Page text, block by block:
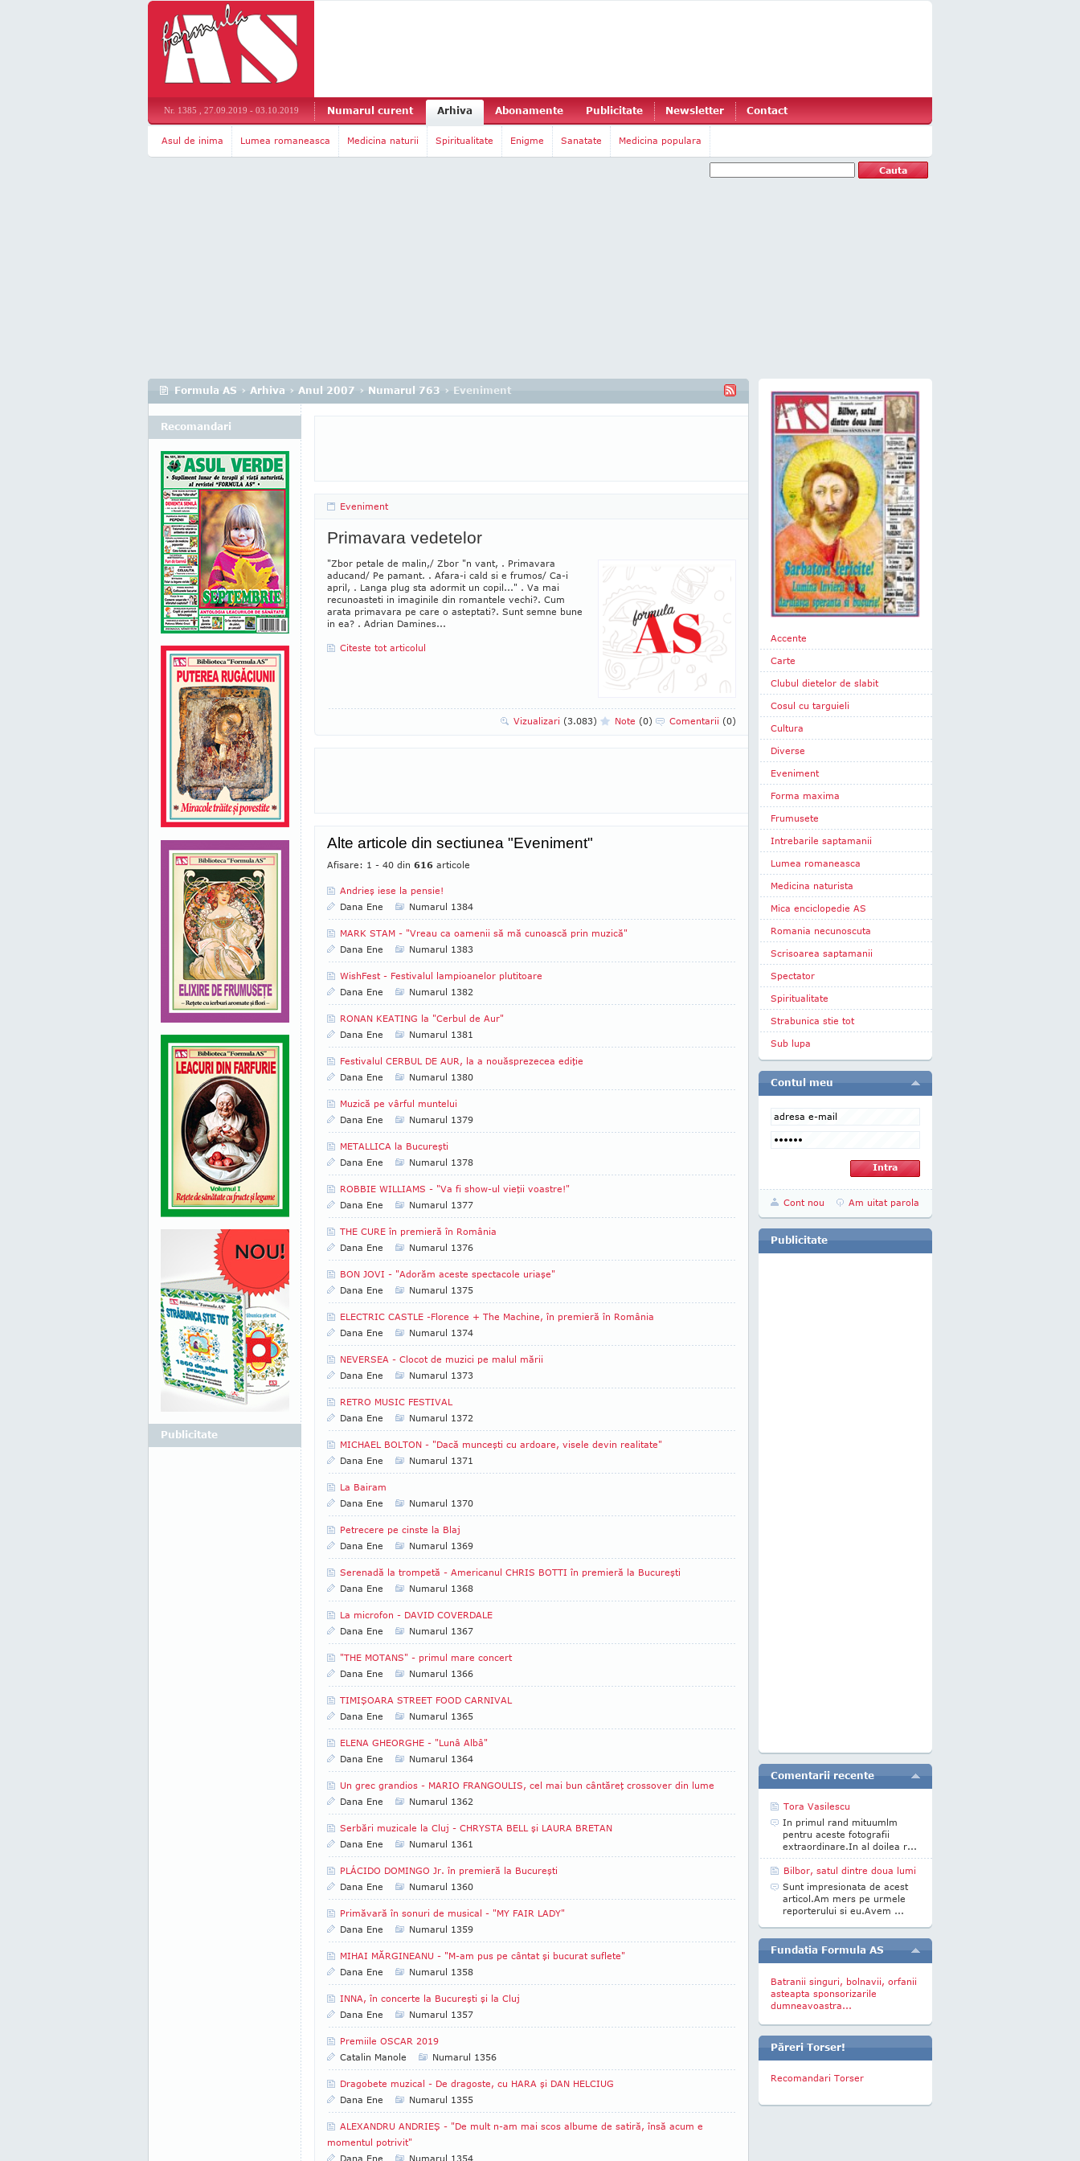
Nr. 1385 , 27.09.2019 - 03.10.2019 Numarul curent Arhiva Abonamente Publicitate Newsletter Contact
Asul de inima Lumea romaneasca Medicina naturii Spiritualitate Enigme Sanatate Medicina populara
Formula AS › Arhiva › Anul 2007 › Numarul 763 › Eveniment
Eveniment
Primavara vedetelor
"Zbor petale de malin,/ Zbor "n vant, . Primavara
aducand/ Pe pamant. . Afara-i cald si e frumos/ Ca-i
april, . Langa plug sta adormit un copil..." . Va mai
recunoasteti in imaginile din romantele vechi?. Cum
arata primavara pe care o asteptati?. Sunt semne bune
in ea? . Adrian Damines...
Citeste tot articolul
Vizualizari (3.083) Note (0) Comentarii (0)
Alte articole din sectiunea "Eveniment"
Afisare: 1 - 40 din 616 articole
Andrieş iese la pensie!
Dana Ene
Numarul 1384
MARK STAM - "Vreau ca oamenii să mă cunoască prin muzică"
Dana Ene
Numarul 1383
WishFest - Festivalul lampioanelor plutitoare
Dana Ene
Numarul 1382
RONAN KEATING la "Cerbul de Aur"
Dana Ene
Numarul 1381
Festivalul CERBUL DE AUR, la a nouăsprezecea ediţie
Dana Ene
Numarul 1380
Muzică pe vârful muntelui
Dana Ene
Numarul 1379
METALLICA la Bucureşti
Dana Ene
Numarul 1378
ROBBIE WILLIAMS - "Va fi show-ul vieţii voastre!"
Dana Ene
Numarul 1377
THE CURE în premieră în România
Dana Ene
Numarul 1376
BON JOVI - "Adorăm aceste spectacole uriaşe"
Dana Ene
Numarul 1375
ELECTRIC CASTLE -Florence + The Machine, în premieră în România
Dana Ene
Numarul 1374
NEVERSEA - Clocot de muzici pe malul mării
Dana Ene
Numarul 1373
RETRO MUSIC FESTIVAL
Dana Ene
Numarul 1372
MICHAEL BOLTON - "Dacă munceşti cu ardoare, visele devin realitate"
Dana Ene
Numarul 1371
La Bairam
Dana Ene
Numarul 1370
Petrecere pe cinste la Blaj
Dana Ene
Numarul 1369
Serenadă la trompetă - Americanul CHRIS BOTTI în premieră la Bucureşti
Dana Ene
Numarul 1368
La microfon - DAVID COVERDALE
Dana Ene
Numarul 1367
"THE MOTANS" - primul mare concert
Dana Ene
Numarul 1366
TIMIŞOARA STREET FOOD CARNIVAL
Dana Ene
Numarul 1365
ELENA GHEORGHE - "Lunâ Albâ"
Dana Ene
Numarul 1364
Un grec grandios - MARIO FRANGOULIS, cel mai bun cântăreţ crossover din lume
Dana Ene
Numarul 1362
Serbări muzicale la Cluj - CHRYSTA BELL şi LAURA BRETAN
Dana Ene
Numarul 1361
PLÁCIDO DOMINGO Jr. în premieră la Bucureşti
Dana Ene
Numarul 1360
Primăvară în sonuri de musical - "MY FAIR LADY"
Dana Ene
Numarul 1359
MIHAI MĂRGINEANU - "M-am pus pe cântat şi bucurat suflete"
Dana Ene
Numarul 1358
INNA, în concerte la Bucureşti şi la Cluj
Dana Ene
Numarul 1357
Premiile OSCAR 2019
Catalin Manole
Numarul 1356
Dragobete muzical - De dragoste, cu HARA şi DAN HELCIUG
Dana Ene
Numarul 1355
ALEXANDRU ANDRIEŞ - "De mult n-am mai scos albume de satiră, însă acum e
momentul potrivit"
Dana Ene
Numarul 1354
Recomandari
Publicitate
Accente
Carte
Clubul dietelor de slabit
Cosul cu targuieli
Cultura
Diverse
Eveniment
Forma maxima
Frumusete
Intrebarile saptamanii
Lumea romaneasca
Medicina naturista
Mica enciclopedie AS
Romania necunoscuta
Scrisoarea saptamanii
Spectator
Spiritualitate
Strabunica stie tot
Sub lupa
Contul meu
Cont nou Am uitat parola
Publicitate
Comentarii recente
Tora Vasilescu
In primul rand mituumlm
pentru aceste fotografii
extraordinare.In al doilea r...
Bilbor, satul dintre doua lumi
Sunt impresionata de acest
articol.Am mers pe urmele
reporterului si eu.Avem ...
Fundatia Formula AS
Batranii singuri, bolnavii, orfanii
asteapta sponsorizarile
dumneavoastra...
Păreri Torser!
Recomandari Torser